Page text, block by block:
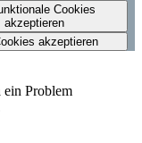
Cookies
akzeptieren
akzeptieren
ein Problem